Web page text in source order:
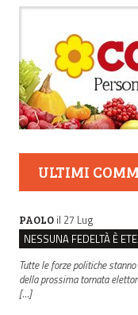
ULTIMI
PAOLO il 27 Lug
NESSUNA FEDELTÀ È
Tutte le forze politiche
della prossima tornata
[…]